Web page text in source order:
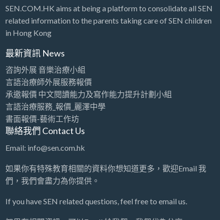
SEN.COM.HK aims at being a platform to consolidate all SEN
related information to the parents taking care of SEN children
in Hong Kong
最新資訊 News
咨詢外展 音樂治療小組
言語治療師外展服務報價
承邀報價 中文閱讀能力及寫作能力提升計劃小組
言語治療服務_報價_麗澤中學
書面報價-藝術工作坊
聯絡我們 Contact Us
Email: info@sen.com.hk
如果你有特殊教育相關的資料你想知道更多，歡迎Email 我
們，我們會盡力為你提供。
If you have SEN related questions, feel free to email us.